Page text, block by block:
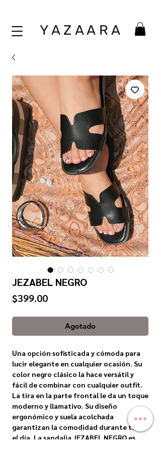
Y A Z A A R A
JEZABEL NEGRO
$399.00Precio
Agotado
Una opción sofisticada y cómoda para
lucir elegante en cualquier ocasión. Su
color negro clásico la hace versátil y
fácil de combinar con cualquier outfit.
La tira en la parte frontal le da un toque
moderno y llamativo. Su diseño
ergonómico y suela acolchada
garantizan la comodidad durante todo
el día. La sandalia JEZABEL NEGRO es